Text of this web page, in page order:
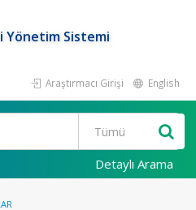
Yönetim Sistemi
Araştırmacı Girişi English
Detaylı Arama